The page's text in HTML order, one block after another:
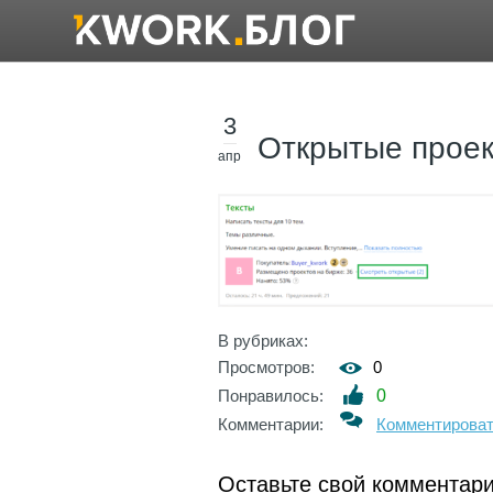
3
апр Открытые
В рубриках:
Просмотров:
0
Понравилось:
0
Комментарии:
Оставьте свой